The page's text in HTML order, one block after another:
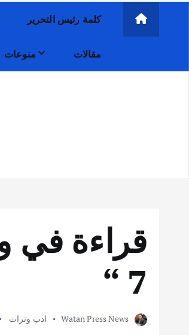
كلمة رئيس التحرير
مقالات منوعات
7 “
Watan Press News ادب وتراث